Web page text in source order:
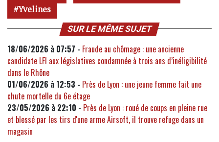
Yvelines
SUR LE MÊME SUJET
18/06/2026 à 07:57 - Fraude au chômage : une ancienne
candidate LFI aux législatives condamnée à trois ans d’inéligibilité
dans le Rhône
01/06/2026 à 12:53 - Près de Lyon : une jeune femme fait une
chute mortelle du 6e étage
23/05/2026 à 22:10 - Près de Lyon : roué de coups en pleine rue
et blessé par les tirs d'une arme Airsoft, il trouve refuge dans un
magasin